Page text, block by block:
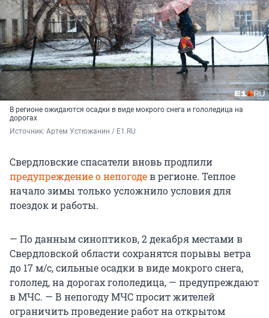
В регионе ожидаются осадки в виде мокрого снега и гололедица на
дорогах
Источник: Артем Устюжанин / E1.RU
Свердловские спасатели вновь продлили
предупреждение о непогодев регионе. Теплое
начало зимы только усложнило условия для
поездок и работы.
— По данным синоптиков, 2 декабря местами в
Свердловской области сохранятся порывы ветра
до 17 м/с, сильные осадки в виде мокрого снега,
гололед, на дорогах гололедица, — предупреждают
в МЧС. — В непогоду МЧС просит жителей
ограничить проведение работ на открытом